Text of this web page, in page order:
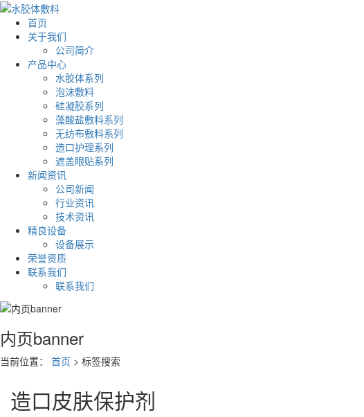
首页
关于我们
公司简介
产品中心
水胶体系列
泡沫敷料
硅凝胶系列
藻酸盐敷料系列
无纺布敷料系列
造口护理系列
遮盖眼贴系列
新闻资讯
公司新闻
行业资讯
技术资讯
精良设备
设备展示
荣誉资质
联系我们
联系我们
内页banner
当前位置： 首页 > 标签搜索
造口皮肤保护剂